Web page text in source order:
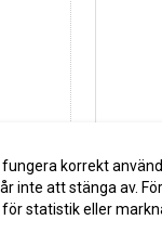
korrekt
inte att stänga av.
statistik eller